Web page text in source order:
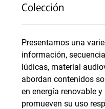
Colección
Presentamos una
información,
lúdicas, material
abordan contenidos
en energía renovable
promueven su uso